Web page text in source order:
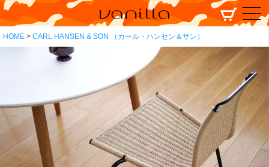
HOME CARL HANSEN & SON （カール・ハンセン＆サン）